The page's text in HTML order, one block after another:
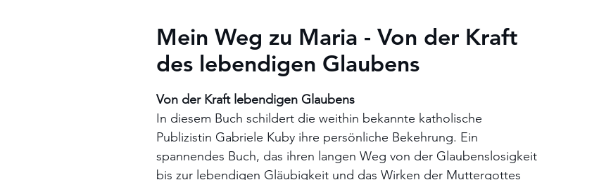
Mein Weg zu Maria - Von der Kraft
des lebendigen Glaubens
Von der Kraft lebendigen Glaubens
In diesem Buch schildert die weithin bekannte katholische
Publizistin Gabriele Kuby ihre persönliche Bekehrung. Ein
spannendes Buch, das ihren langen Weg von der Glaubenslosigkeit
bis zur lebendigen Gläubigkeit und das Wirken der Muttergottes